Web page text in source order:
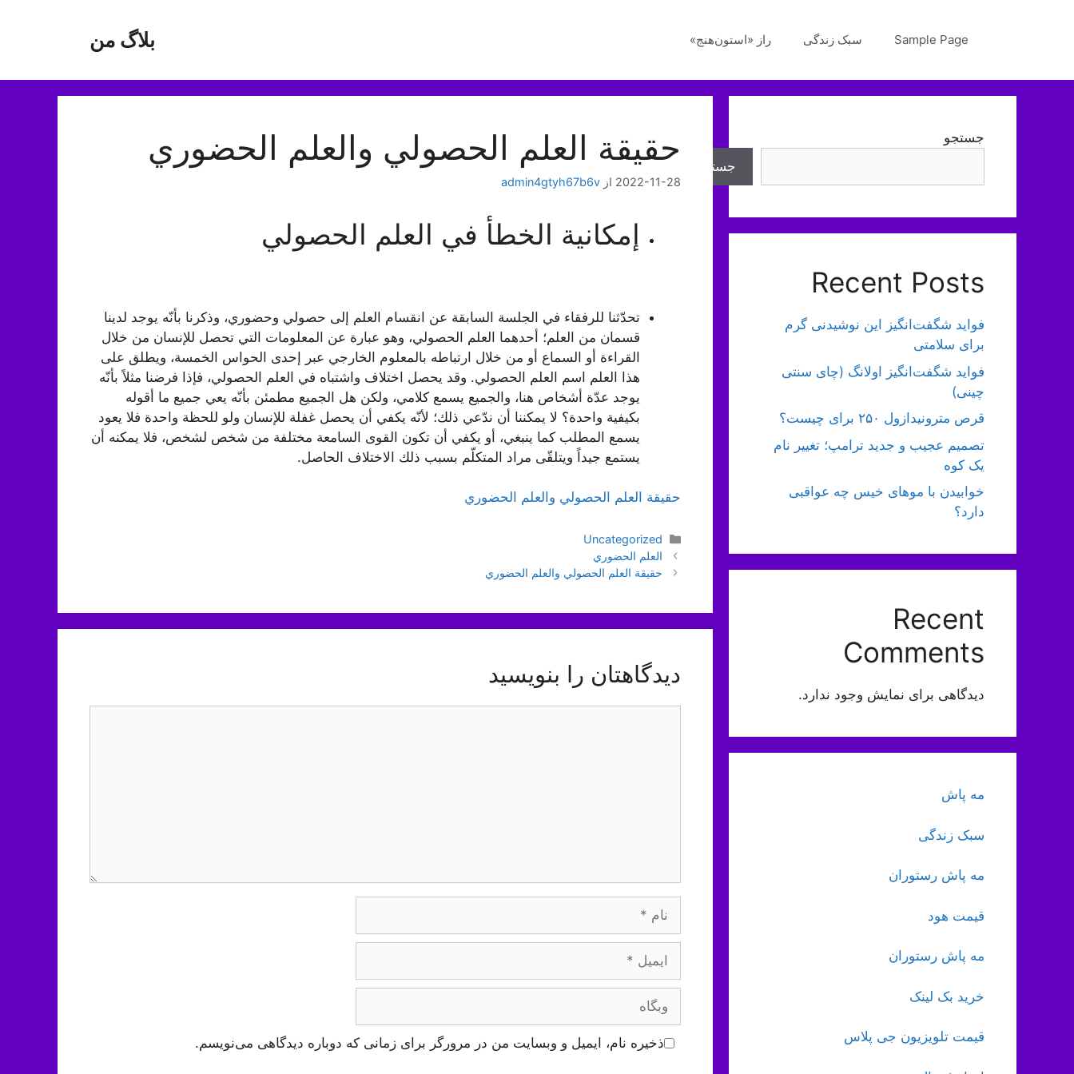
بلاگ من Sample Page سبک زندگی راز «استون‌هنج»
حقيقة العلم الحصولي والعلم الحضوري
2022-11-28 از admin4gtyh67b6v
إمكانية الخطأ في العلم الحصولي
تحدّثنا للرفقاء في الجلسة السابقة عن انقسام العلم إلى حصولي وحضوري، وذكرنا بأنّه يوجد لدينا
قسمان من العلم؛ أحدهما العلم الحصولي، وهو عبارة عن المعلومات التي تحصل للإنسان من خلال
القراءة أو السماع أو من خلال ارتباطه بالمعلوم الخارجي عبر إحدى الحواس الخمسة، ويطلق على
هذا العلم اسم العلم الحصولي. وقد يحصل اختلاف واشتباه في العلم الحصولي، فإذا فرضنا مثلاً بأنّه
يوجد عدّة أشخاص هنا، والجميع يسمع كلامي، ولكن هل الجميع مطمئن بأنّه يعي جميع ما أقوله
بكيفية واحدة؟ لا يمكننا أن ندّعي ذلك؛ لأنّه يكفي أن يحصل غفلة للإنسان ولو للحظة واحدة فلا يعود
يسمع المطلب كما ينبغي، أو يكفي أن تكون القوى السامعة مختلفة من شخص لشخص، فلا يمكنه أن
يستمع جيداً ويتلقّى مراد المتكلّم بسبب ذلك الاختلاف الحاصل.
حقيقة العلم الحصولي والعلم الحضوري
دسته‌ها
Uncategorized
ناوبری
نوشته‌ها
العلم الحضوري
حقيقة العلم الحصولي والعلم الحضوري
دیدگاهتان را بنویسید
ایمیل
وبگاه
ذخیره نام، ایمیل و وبسایت من در مرورگر برای زمانی که دوباره دیدگاهی می‌نویسم.
جستجو
جستجو
Recent Posts
فواید شگفت‌انگیز این نوشیدنی گرم
برای سلامتی
فواید شگفت‌انگیز اولانگ (چای سنتی
چینی)
قرص مترونیدازول ۲۵۰ برای چیست؟
تصمیم عجیب و جدید ترامپ؛ تغییر نام
یک کوه
خوابیدن با موهای خیس چه عواقبی
دارد؟
Recent
Comments
دیدگاهی برای نمایش وجود ندارد.
مه پاش
سبک زندگی
مه پاش رستوران
قیمت هود
مه پاش رستوران
خرید بک لینک
قیمت تلویزیون جی پلاس